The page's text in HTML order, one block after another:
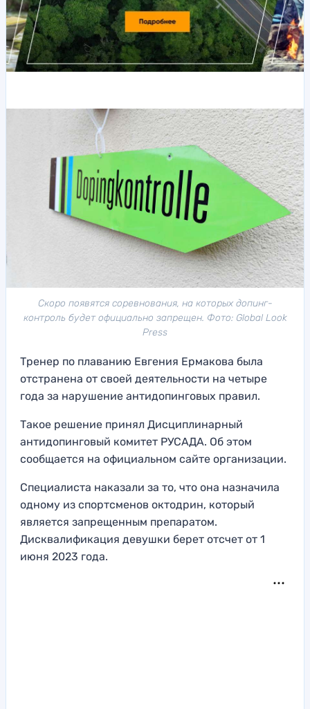
Скоро появятся соревнования, на которых допинг-
контроль будет официально запрещен. Фото: Global Look
Press
Тренер по плаванию Евгения Ермакова была
отстранена от своей деятельности на четыре
года за нарушение антидопинговых правил.
Такое решение принял Дисциплинарный
антидопинговый комитет РУСАДА. Об этом
сообщается на официальном сайте организации.
Специалиста наказали за то, что она назначила
одному из спортсменов октодрин, который
является запрещенным препаратом.
Дисквалификация девушки берет отсчет от 1
июня 2023 года.